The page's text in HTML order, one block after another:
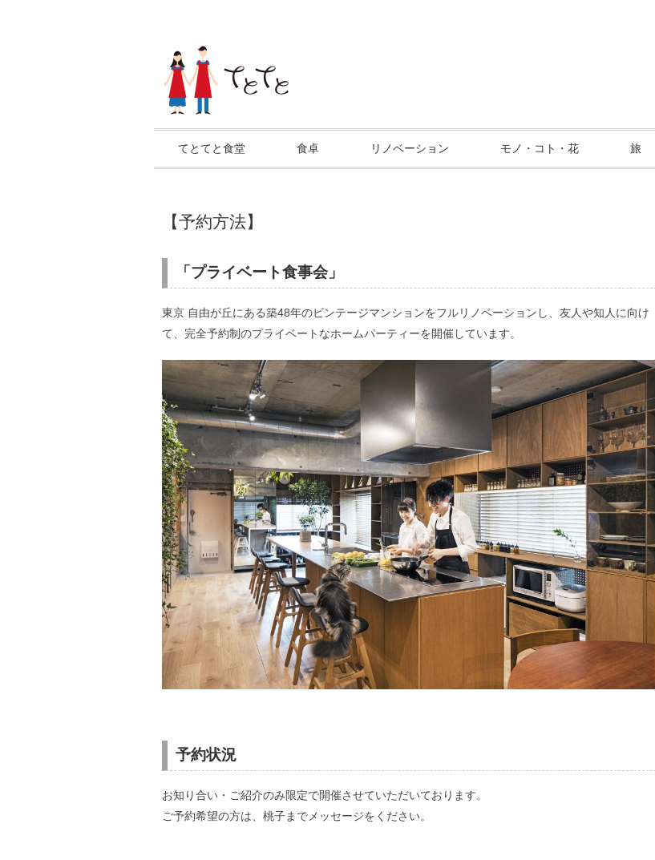
てとてと食堂 食卓 リノベーション モノ・コト・花 旅
【予約方法】
「プライベート食事会」
東京 自由が丘にある築48年のビンテージマンションをフルリノベーションし、友人や知人に向け
て、完全予約制のプライベートなホームパーティーを開催しています。
予約状況
お知り合い・ご紹介のみ限定で開催させていただいております。
ご予約希望の方は、桃子までメッセージをください。